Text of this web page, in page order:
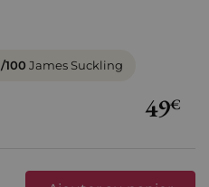
100 James Suckling
49€